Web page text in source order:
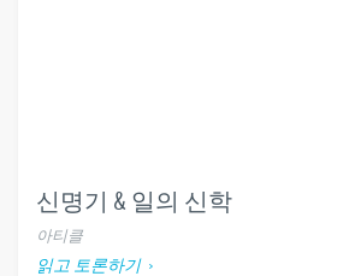
신명기 & 일의 신학
아티클
읽고 토론하기